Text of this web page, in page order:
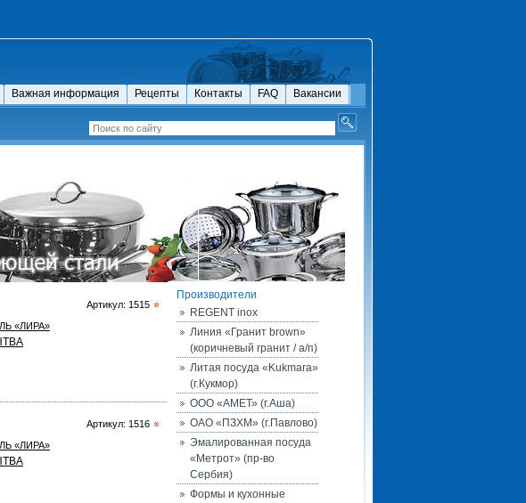
Важная информация Рецепты Контакты FAQ Вакансии
Артикул: 1515
«ЛИРА»
Артикул: 1516
«ЛИРА»
Производители
REGENT inox
Линия «Гранит brown»
(коричневый гранит / а/п)
Литая посуда «Kukmara»
(г.Кукмор)
ООО «АМЕТ» (г.Аша)
ОАО «ПЗХМ» (г.Павлово)
Эмалированная посуда
«Метрот» (пр-во
Сербия)
Формы и кухонные